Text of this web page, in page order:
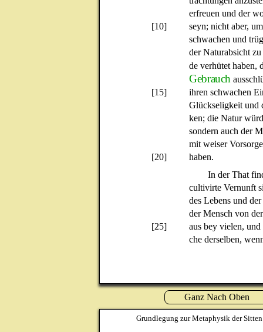
erfreuen und der
[10]
seyn; nicht aber,
schwachen und
der Naturabsicht
de verhütet haben,
Gebrauch
[15]
ihren schwachen
Glückseligkeit und
ken; die Natur
sondern auch der
mit weiser
[20]
haben.
In der That
cultivirte Vernunft
des Lebens und
der Mensch von
[25]
aus bey vielen,
che derselben,
Ganz Nach Oben
Grundlegung zur Metaphysik der Sitten